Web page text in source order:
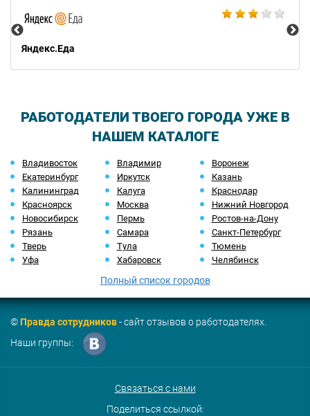
Яндекс.Еда
РАБОТОДАТЕЛИ ТВОЕГО ГОРОДА УЖЕ В
НАШЕМ КАТАЛОГЕ
Владивосток Владимир
Воронеж
Екатеринбург
Иркутск
Казань
Калининград
Калуга
Краснодар
Красноярск
Москва
Нижний Новгород
Новосибирск
Пермь
Ростов-на-Дону
Рязань
Самара
Санкт-Петербург
Тверь
Тула
Тюмень
Уфа
Хабаровск Челябинск
Полный список городов
©Правда сотрудников- сайт отзывов о работодателях.
Наши группы:
Связаться с нами
Поделиться ссылкой: